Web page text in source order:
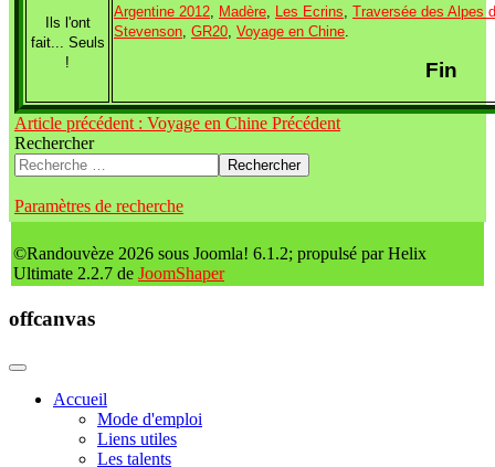
Ils l'ont
fait... Seuls
!
Argentine 2012, Madère, Les Ecrins, Traversée des Alpes
Stevenson, GR20, Voyage en Chine.
Fin
Article précédent : Voyage en Chine Précédent
Rechercher
Rechercher
Paramètres de recherche
©Randouvèze 2026 sous Joomla! 6.1.2; propulsé par Helix
Ultimate 2.2.7 de JoomShaper
offcanvas
Accueil
Mode d'emploi
Liens utiles
Les talents